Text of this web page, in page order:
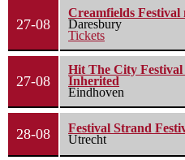
27-08
Creamfields Festival
Daresbury
Tickets
27-08
Hit The City Festival
Inherited
Eindhoven
28-08
Festival Strand
Utrecht